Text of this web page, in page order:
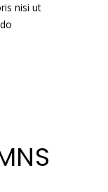
nisi ut